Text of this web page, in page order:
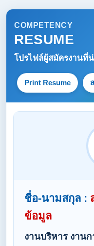
COMPETENCY
RESUME
โปรไฟล์ผู้สมัครงานที่
Print Resume
ชื่อ-นามสกุล :
ข้อมูล
งานบริหาร งาน